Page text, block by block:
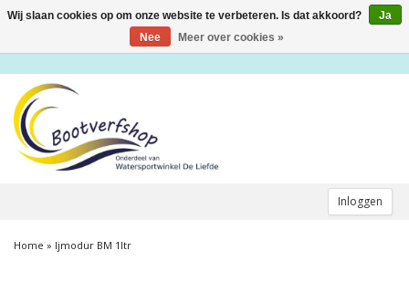
Inloggen
Toggle
Home » Ijmodur BM 1ltr
Wij slaan cookies op om onze website te verbeteren. Is dat akkoord?
Ja
Nee
Meer over cookies »